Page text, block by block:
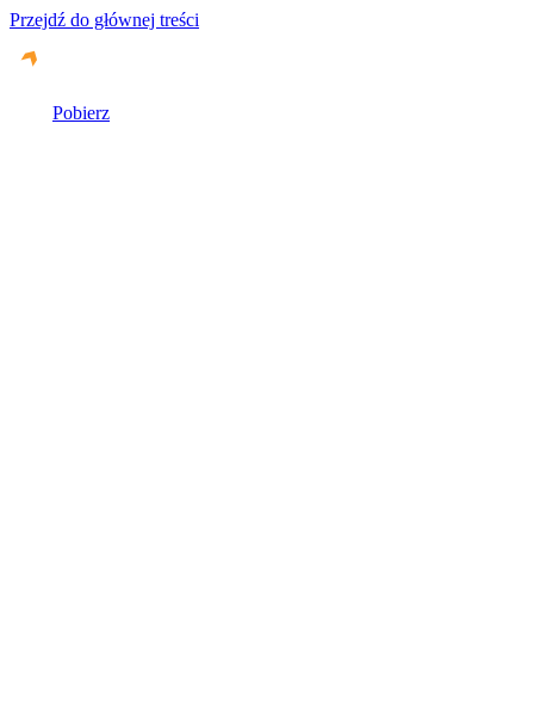
Przejdź do głównej treści
Pobierz